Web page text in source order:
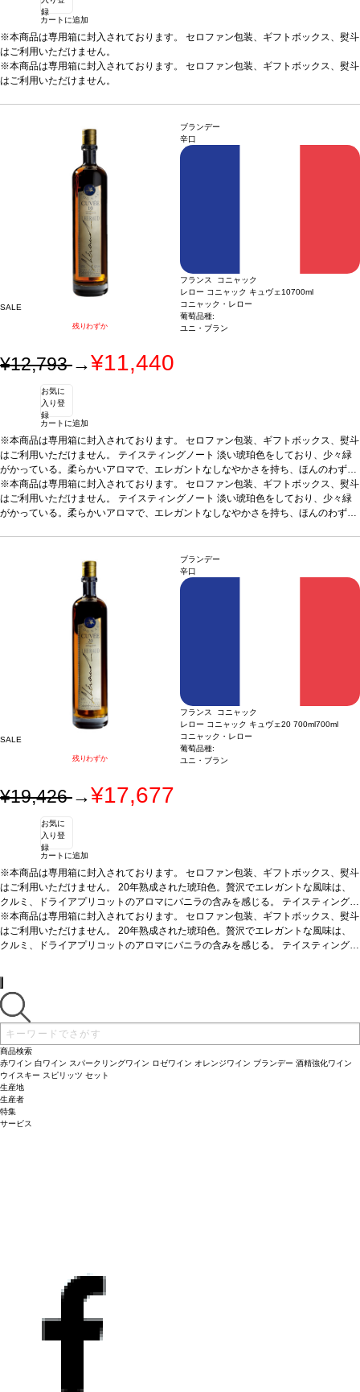
録
カートに追加
※本商品は専用箱に封入されております。 セロファン包装、ギフトボックス、熨斗
はご利用いただけません。
※本商品は専用箱に封入されております。 セロファン包装、ギフトボックス、熨斗
はご利用いただけません。
SALE
残りわずか
ブランデー
辛口
フランス コニャック
レロー コニャック キュヴェ10700ml
コニャック・レロー
葡萄品種:
ユニ・ブラン
¥12,793→¥11,440
お気に
入り登
録
カートに追加
※本商品は専用箱に封入されております。 セロファン包装、ギフトボックス、熨斗
はご利用いただけません。 テイスティングノート 淡い琥珀色をしており、少々緑
がかっている。柔らかいアロマで、エレガントなしなやかさを持ち、ほんのわずか
に甘い香りがある。カラメルの香りが、ほのかなオレンジ、干し草、オーク等に伴
われ、複雑な香りを構成するのに役立っている。口蓋ではスムーズで絹のようで、
リッチでシャープな果物風味、魅力的なトーストの含みが、余韻の長い力強い後味
※本商品は専用箱に封入されております。 セロファン包装、ギフトボックス、熨斗
はご利用いただけません。 テイスティングノート 淡い琥珀色をしており、少々緑
がかっている。柔らかいアロマで、エレガントなしなやかさを持ち、ほんのわずか
リッチでシャープな果物風味、魅力的なトーストの含みが、余韻の長い力強い後味
に伴われている。JKW
合う料理
SALE
残りわずか
ブランデー
辛口
フランス コニャック
レロー コニャック キュヴェ20 700ml700ml
コニャック・レロー
葡萄品種:
ユニ・ブラン
¥19,426→¥17,677
お気に
入り登
録
カートに追加
※本商品は専用箱に封入されております。 セロファン包装、ギフトボックス、熨斗
はご利用いただけません。 20年熟成された琥珀色。贅沢でエレガントな風味は、
クルミ、ドライアプリコットのアロマにバニラの含みを感じる。 テイスティングノ
ート淡い琥珀色をし、縁は緑がかっている。底に流れるほのかなヴァニラとオーク
がタフィー、オレンジと交わり、複雑なノーズを与えている。魅力的でスムーズフ
ルーティーな風味にほのかな甘味がある。こくのある余韻の印象を残すが、後味は
※本商品は専用箱に封入されております。 セロファン包装、ギフトボックス、熨斗
はご利用いただけません。 20年熟成された琥珀色。贅沢でエレガントな風味は、
クルミ、ドライアプリコットのアロマにバニラの含みを感じる。 テイスティングノ
がタフィー、オレンジと交わり、複雑なノーズを与えている。魅力的でスムーズフ
ルーティーな風味にほのかな甘味がある。こくのある余韻の印象を残すが、後味は
ドライである。JKW
商品検索
赤ワイン 白ワイン スパークリングワイン ロゼワイン オレンジワイン ブランデー 酒精強化ワイン
ウイスキー スピリッツ セット
生産地
生産者
特集
サービス